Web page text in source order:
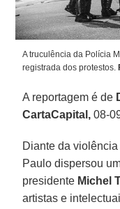
A truculência da Polícia
registrada dos protestos.
A reportagem é de
CartaCapital, 08-
Diante da
Paulo dispersou
presidente Michel
artistas e